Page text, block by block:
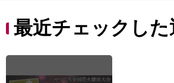
最近チェックした